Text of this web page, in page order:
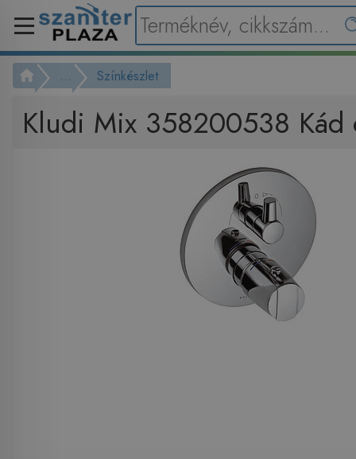
... Színkészlet
Kludi Mix 358200538 Kád